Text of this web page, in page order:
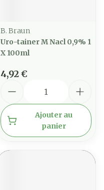
B. Braun
Uro-tainer M Nacl 0,9% 1
X 100ml
4,92 €
Ajouter au
panier